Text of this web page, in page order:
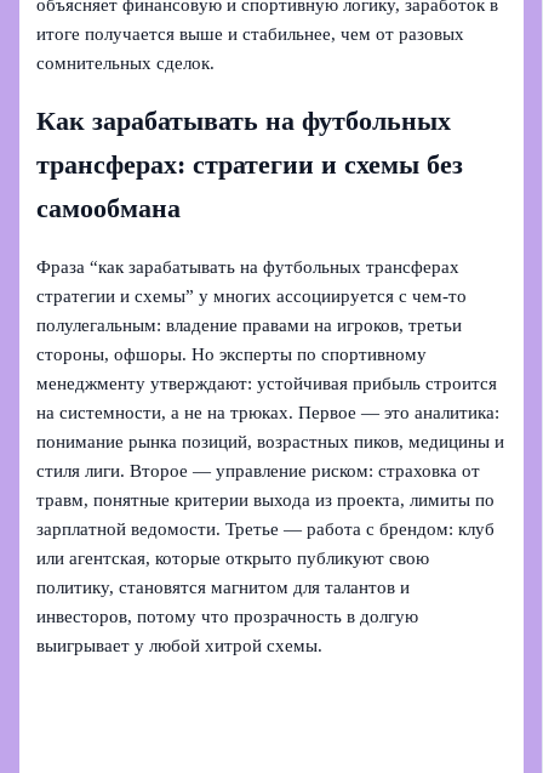
объясняет финансовую и спортивную логику, заработок в
итоге получается выше и стабильнее, чем от разовых
сомнительных сделок.
Как зарабатывать на футбольных
трансферах: стратегии и схемы без
самообмана
Фраза “как зарабатывать на футбольных трансферах
стратегии и схемы” у многих ассоциируется с чем-то
полулегальным: владение правами на игроков, третьи
стороны, офшоры. Но эксперты по спортивному
менеджменту утверждают: устойчивая прибыль строится
на системности, а не на трюках. Первое — это аналитика:
понимание рынка позиций, возрастных пиков, медицины и
стиля лиги. Второе — управление риском: страховка от
травм, понятные критерии выхода из проекта, лимиты по
зарплатной ведомости. Третье — работа с брендом: клуб
или агентская, которые открыто публикуют свою
политику, становятся магнитом для талантов и
инвесторов, потому что прозрачность в долгую
выигрывает у любой хитрой схемы.